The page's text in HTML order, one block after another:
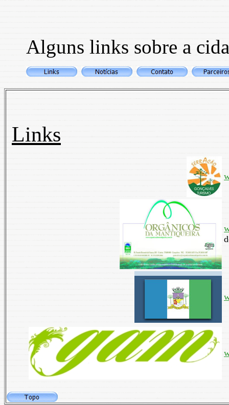
Alguns links sobre a
Links